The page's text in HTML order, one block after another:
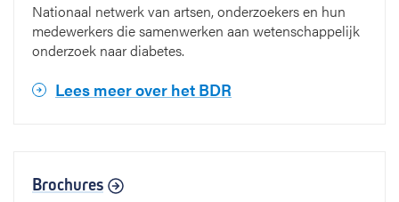
Nationaal netwerk van artsen, onderzoekers en hun
medewerkers die samenwerken aan wetenschappelijk
onderzoek naar diabetes.
Lees meer over het BDR
Brochures